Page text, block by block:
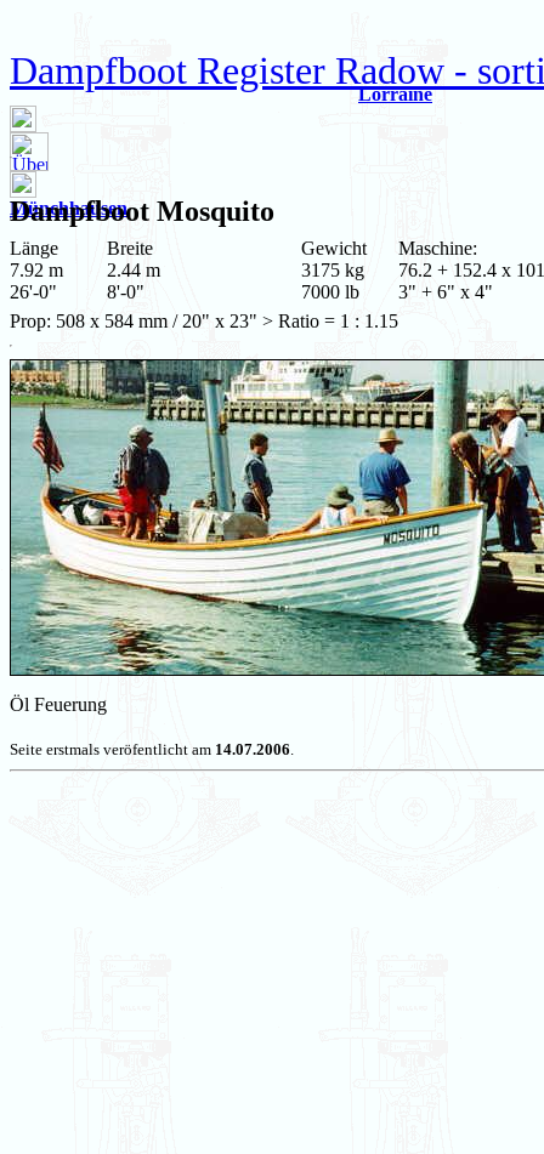
Dampfboot Register Radow -
Lorraine
Münchhausen
Dampfboot Mosquito
Länge
7.92 m
26'-0"
Breite
2.44 m
8'-0"
Gewicht
3175 kg
7000 lb
Maschine:
76.2 + 152.4 x
3" + 6" x 4"
Prop: 508 x 584 mm / 20" x 23" > Ratio = 1 : 1.15
Öl Feuerung
Seite erstmals veröfentlicht am 14.07.2006.